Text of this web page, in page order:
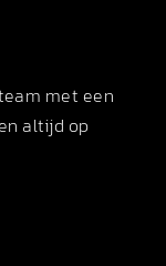
met een
altijd op